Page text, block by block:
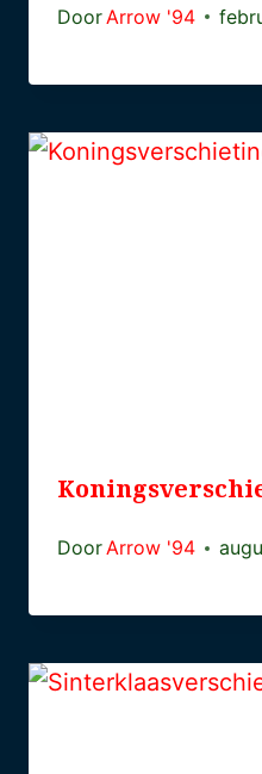
Door Arrow '94
DoorArrow '94